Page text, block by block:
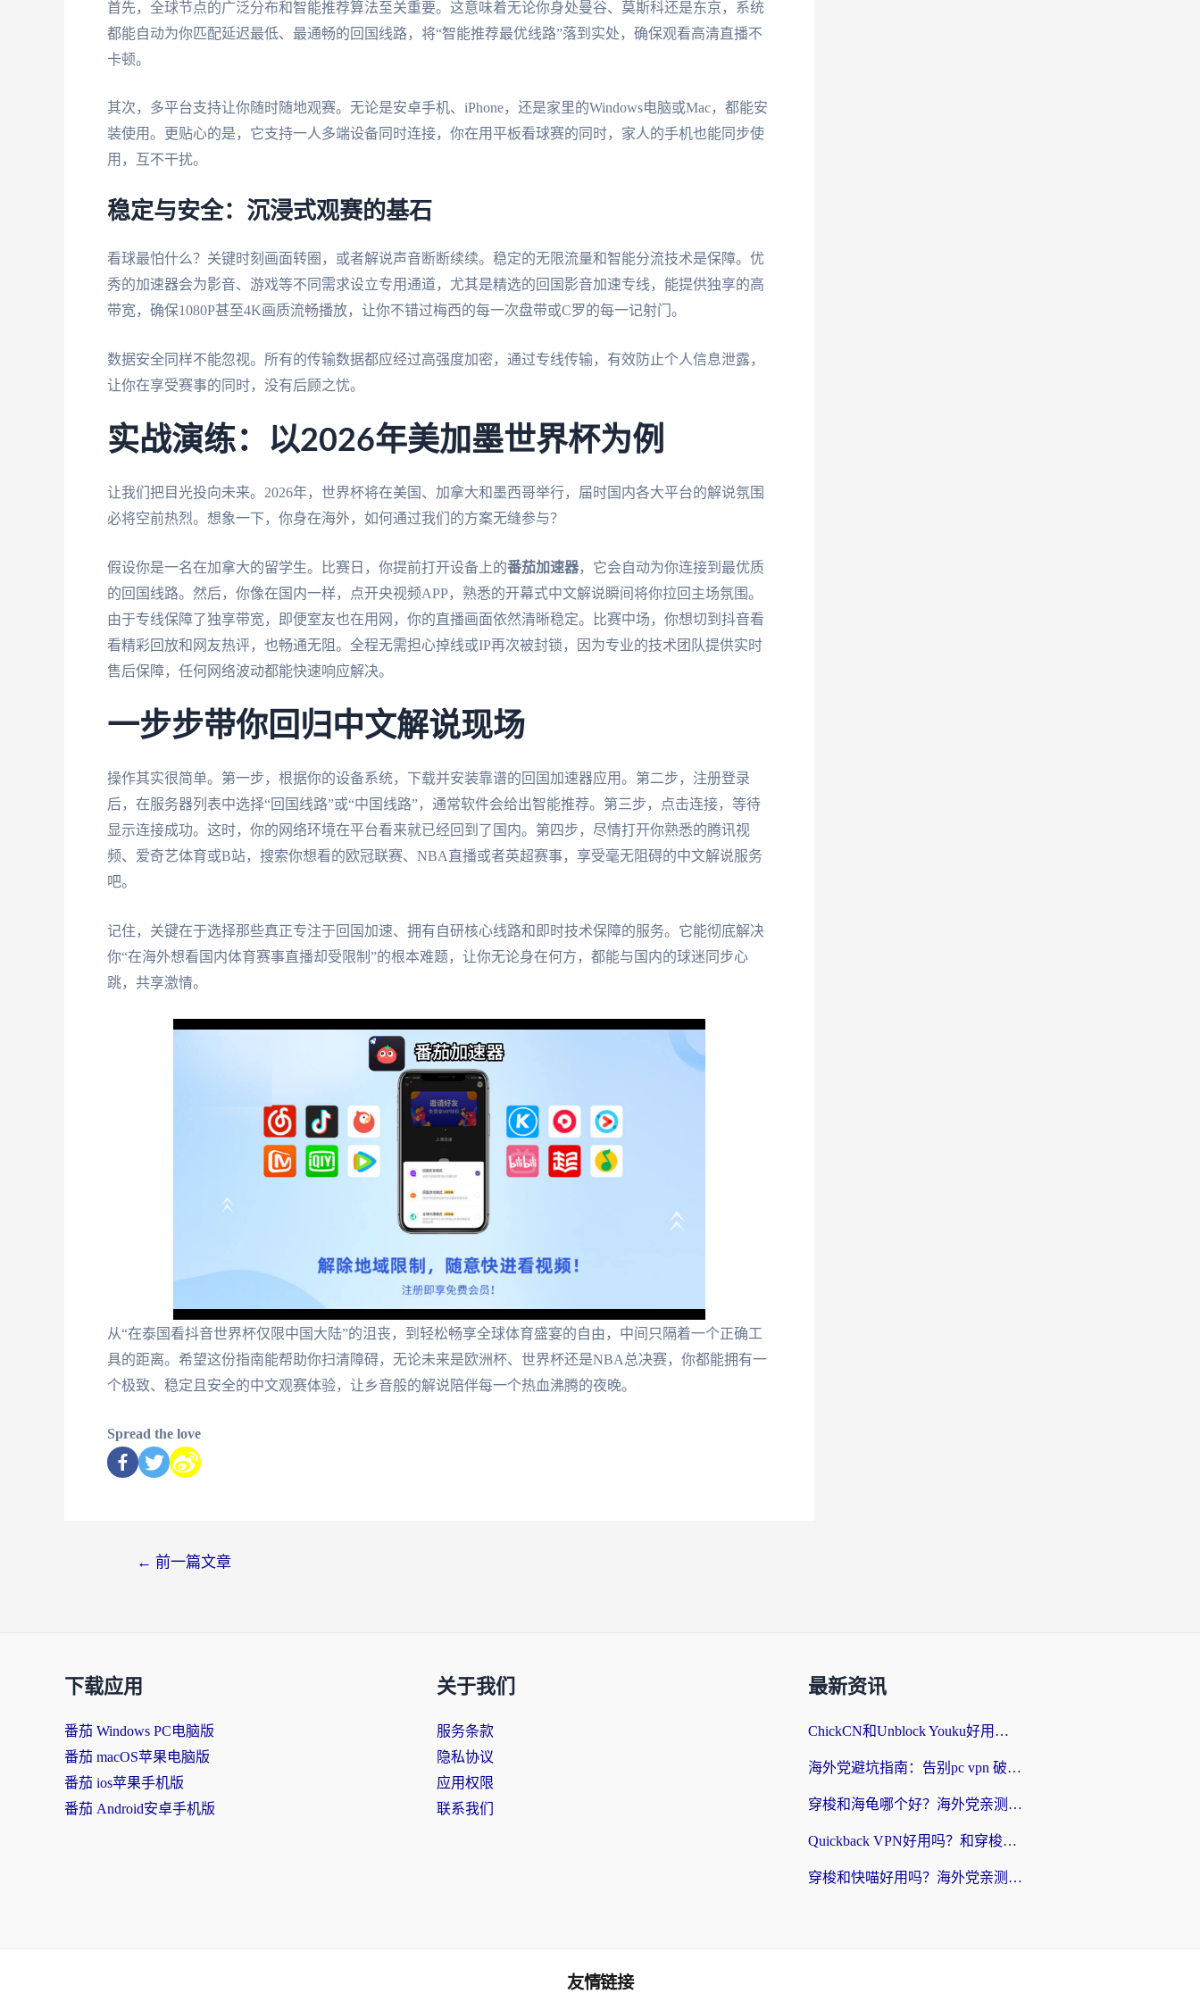
首先，全球节点的广泛分布和智能推荐算法至关重要。这意味着无论你身处曼谷、莫斯科还是东京，系统
都能自动为你匹配延迟最低、最通畅的回国线路，将“智能推荐最优线路”落到实处，确保观看高清直播不
卡顿。
其次，多平台支持让你随时随地观赛。无论是安卓手机、iPhone，还是家里的Windows电脑或Mac，都能安
装使用。更贴心的是，它支持一人多端设备同时连接，你在用平板看球赛的同时，家人的手机也能同步使
用，互不干扰。
稳定与安全：沉浸式观赛的基石
看球最怕什么？关键时刻画面转圈，或者解说声音断断续续。稳定的无限流量和智能分流技术是保障。优
秀的加速器会为影音、游戏等不同需求设立专用通道，尤其是精选的回国影音加速专线，能提供独享的高
带宽，确保1080P甚至4K画质流畅播放，让你不错过梅西的每一次盘带或C罗的每一记射门。
数据安全同样不能忽视。所有的传输数据都应经过高强度加密，通过专线传输，有效防止个人信息泄露，
让你在享受赛事的同时，没有后顾之忧。
实战演练：以2026年美加墨世界杯为例
让我们把目光投向未来。2026年，世界杯将在美国、加拿大和墨西哥举行，届时国内各大平台的解说氛围
必将空前热烈。想象一下，你身在海外，如何通过我们的方案无缝参与？
假设你是一名在加拿大的留学生。比赛日，你提前打开设备上的番茄加速器，它会自动为你连接到最优质
的回国线路。然后，你像在国内一样，点开央视频APP，熟悉的开幕式中文解说瞬间将你拉回主场氛围。
由于专线保障了独享带宽，即便室友也在用网，你的直播画面依然清晰稳定。比赛中场，你想切到抖音看
看精彩回放和网友热评，也畅通无阻。全程无需担心掉线或IP再次被封锁，因为专业的技术团队提供实时
售后保障，任何网络波动都能快速响应解决。
一步步带你回归中文解说现场
操作其实很简单。第一步，根据你的设备系统，下载并安装靠谱的回国加速器应用。第二步，注册登录
后，在服务器列表中选择“回国线路”或“中国线路”，通常软件会给出智能推荐。第三步，点击连接，等待
显示连接成功。这时，你的网络环境在平台看来就已经回到了国内。第四步，尽情打开你熟悉的腾讯视
频、爱奇艺体育或B站，搜索你想看的欧冠联赛、NBA直播或者英超赛事，享受毫无阻碍的中文解说服务
吧。
记住，关键在于选择那些真正专注于回国加速、拥有自研核心线路和即时技术保障的服务。它能彻底解决
你“在海外想看国内体育赛事直播却受限制”的根本难题，让你无论身在何方，都能与国内的球迷同步心
跳，共享激情。
从“在泰国看抖音世界杯仅限中国大陆”的沮丧，到轻松畅享全球体育盛宴的自由，中间只隔着一个正确工
具的距离。希望这份指南能帮助你扫清障碍，无论未来是欧洲杯、世界杯还是NBA总决赛，你都能拥有一
个极致、稳定且安全的中文观赛体验，让乡音般的解说陪伴每一个热血沸腾的夜晚。
Spread the love
← 前一篇文章
下载应用
番茄 Windows PC电脑版
番茄 macOS苹果电脑版
番茄 ios苹果手机版
番茄 Android安卓手机版
关于我们
服务条款
隐私协议
应用权限
联系我们
最新资讯
ChickCN和Unblock Youku好用吗？海外党亲测3款回国加速器，附iOS免费选择指南
海外党避坑指南：告别pc vpn 破解，选对回国加速器轻松访问国内资源
穿梭和海龟哪个好？海外党亲测回国加速器，附电脑免费VPN推荐
Quickback VPN好用吗？和穿梭VPN对比哪个回国效果更好？海外党必看的真实测评与选择指南
穿梭和快喵好用吗？海外党亲测3款回国加速器，附日本回国VPN避坑指南
友情链接